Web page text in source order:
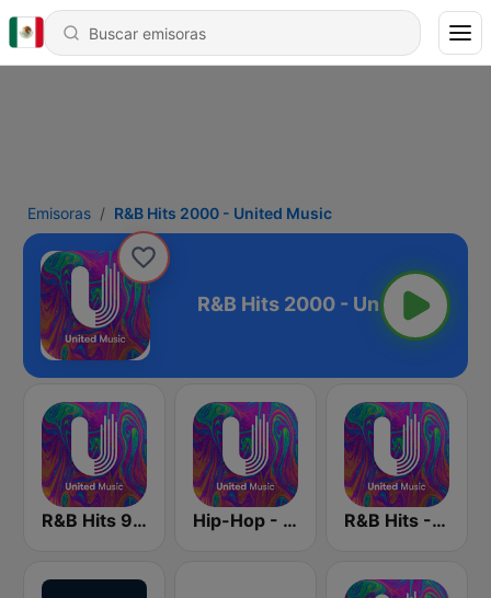
Emisoras R&B Hits 2000 - United Music
United Music
R&B Hits 90 - United Music Hip-Hop - United Music R&B Hits - United Music